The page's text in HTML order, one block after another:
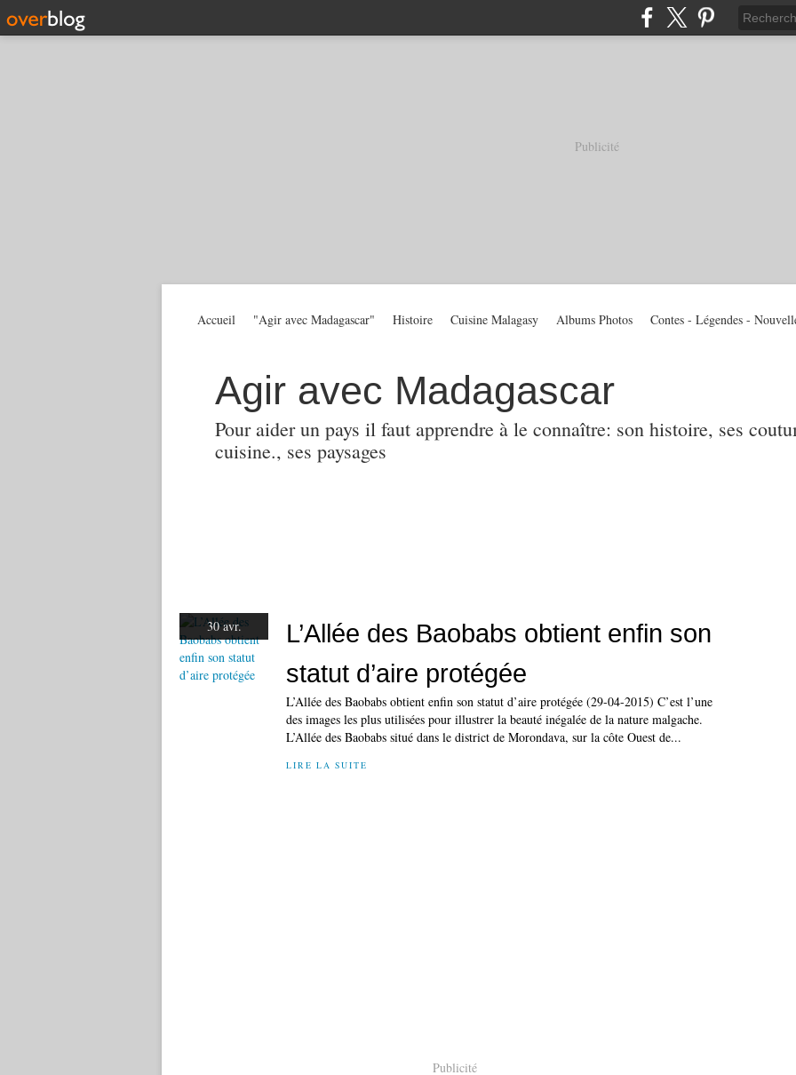
Publicité
Agir avec Madagascar
Pour aider un pays il faut apprendre à le connaître: son histoire, ses
cuisine., ses paysages
Accueil "Agir avec Madagascar" Histoire Cuisine Malagasy Albums Photos Contes - Légendes -
30 avr.
L’Allée des Baobabs obtient enfin son
statut d’aire protégée
L’Allée des Baobabs obtient enfin son statut d’aire protégée (29-04-2015) C’est l’une
des images les plus utilisées pour illustrer la beauté inégalée de la nature malgache.
L’Allée des Baobabs situé dans le district de Morondava, sur la côte Ouest de...
LIRE LA SUITE
Publicité